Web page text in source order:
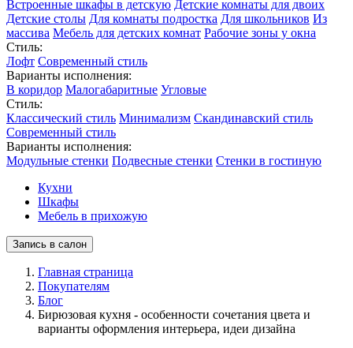
Встроенные шкафы в детскую Детские комнаты для двоих
Детские столы Для комнаты подростка Для школьников Из
массива Мебель для детских комнат Рабочие зоны у окна
Стиль:
Лофт Современный стиль
Варианты исполнения:
В коридор Малогабаритные Угловые
Стиль:
Классический стиль Минимализм Скандинавский стиль
Современный стиль
Варианты исполнения:
Модульные стенки Подвесные стенки Стенки в гостиную
Кухни
Шкафы
Мебель в прихожую
Запись в салон
Главная страница
Покупателям
Блог
Бирюзовая кухня - особенности сочетания цвета и
варианты оформления интерьера, идеи дизайна